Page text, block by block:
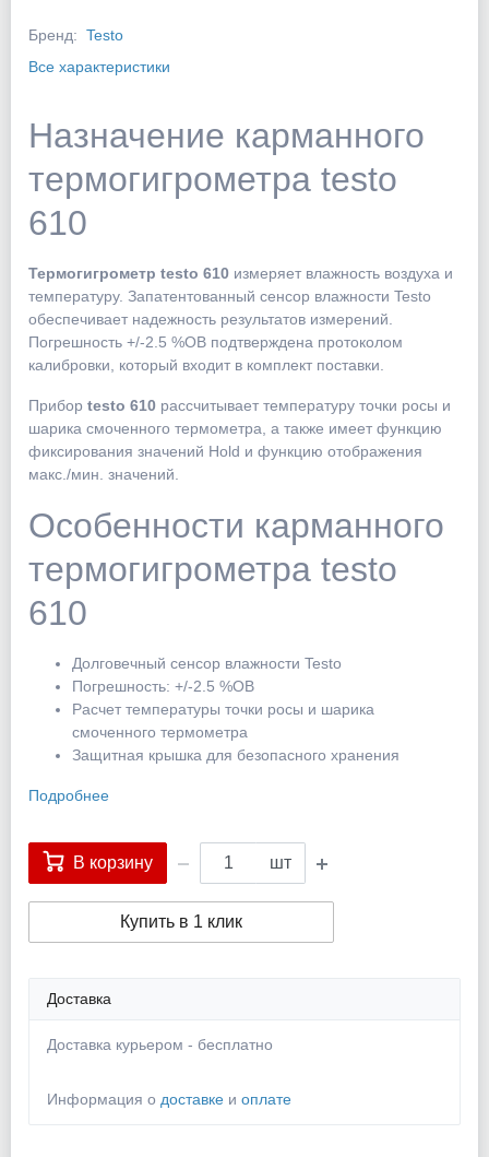
Бренд: Testo
Все характеристики
Назначение карманного
термогигрометра testo
610
Термогигрометр testo 610 измеряет влажность воздуха и
температуру. Запатентованный сенсор влажности Testo
обеспечивает надежность результатов измерений.
Погрешность +/-2.5 %ОВ подтверждена протоколом
калибровки, который входит в комплект поставки.
Прибор testo 610 рассчитывает температуру точки росы и
шарика смоченного термометра, а также имеет функцию
фиксирования значений Hold и функцию отображения
макс./мин. значений.
Особенности карманного
термогигрометра testo
610
Долговечный сенсор влажности Testo
Погрешность: +/-2.5 %ОВ
Расчет температуры точки росы и шарика
смоченного термометра
Защитная крышка для безопасного хранения
Подробнее
В корзину шт
Купить в 1 клик
Доставка
Доставка курьером - бесплатно
Информация о доставке и оплате